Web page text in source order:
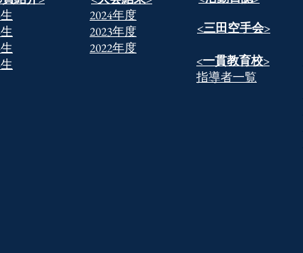
2024年度
2023年度
2022年度
​<一貫教育校>
​<三田空手会>
​指導者一覧